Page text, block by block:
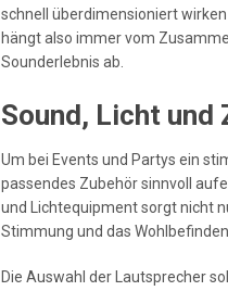
schnell überdimensioniert
hängt also immer vom
Sounderlebnis ab.
Sound, Licht und
Um bei Events und Partys ein
passendes Zubehör sinnvoll
und Lichtequipment sorgt nicht
Stimmung und das Wohlbefinden
Die Auswahl der Lautsprecher